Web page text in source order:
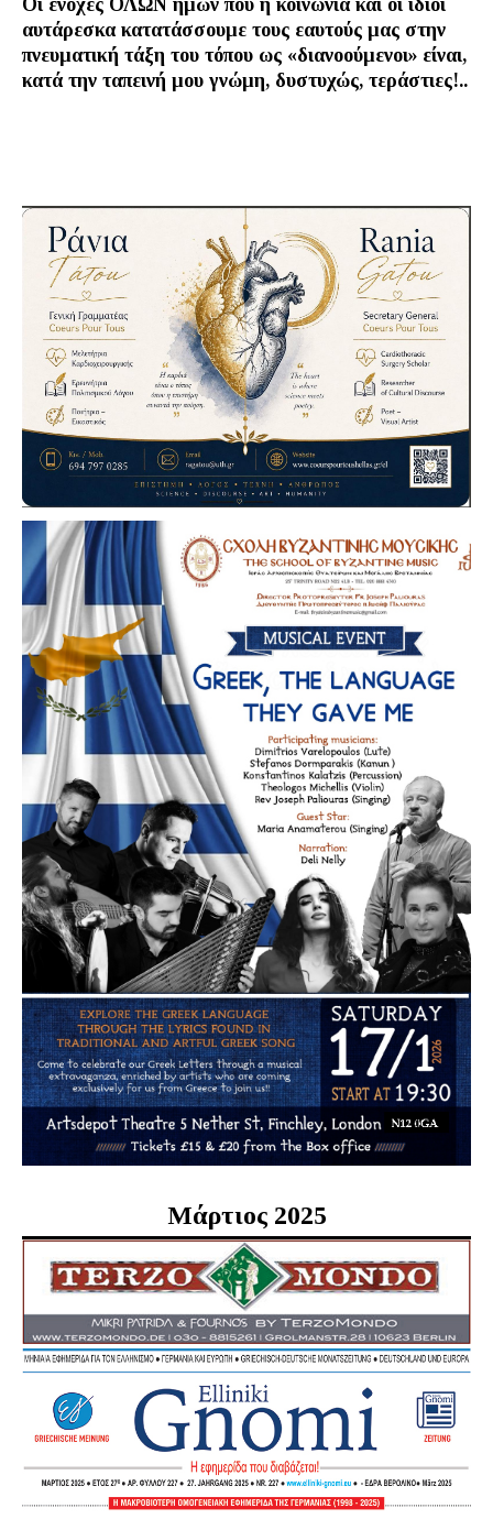
Οι ενοχές ΟΛΩΝ ημών που η κοινωνία και οι ίδιοι
αυτάρεσκα κατατάσσουμε τους εαυτούς μας στην
πνευματική τάξη του τόπου ως «διανοούμενοι» είναι,
κατά την ταπεινή μου γνώμη, δυστυχώς, τεράστιες!..
Μάρτιος 2025